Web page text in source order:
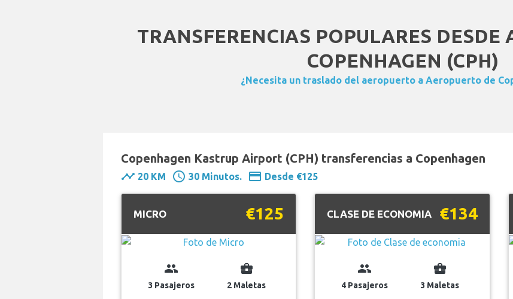
TRANSFERENCIAS POPULARES DESDE
COPENHAGEN (CPH)
¿Necesita un traslado del aeropuerto a Aeropuerto de
Copenhagen Kastrup Airport (CPH) transferencias a Copenhagen
timeline 20 KM schedule 30 Minutos. payment Desde €125
MICRO €125
group
3 Pasajeros
business_center
2 Maletas
CLASE DE ECONOMIA €134
group
4 Pasajeros
business_center
3 Maletas